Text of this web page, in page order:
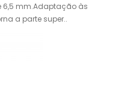
6,5 mm.Adaptação às
a parte super..